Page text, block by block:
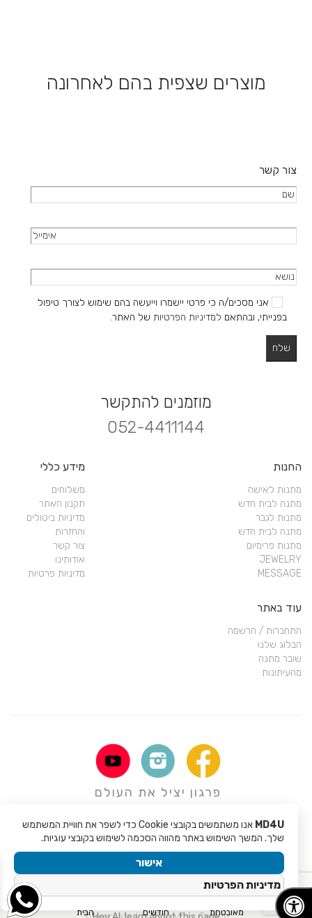
מוצרים שצפית בהם לאחרונה
צור קשר
אני מסכים/ה כי פרטי יישמרו וייעשה בהם שימוש לצורך טיפול
בפנייתי, ובהתאם למדיניות הפרטיות של האתר.
מוזמנים להתקשר
052-4411144
החנות
מתנות לאישה
מתנה לבית חדש
מתנות לגבר
מתנה לבית חדש
מתנות פרימיום
JEWELRY
MESSAGE
מידע כללי
משלוחים
תקנון האתר
מדיניות ביטולים
והחזרות
צור קשר
אודותינו
מדיניות פרטיות
עוד באתר
התחברות / הרשמה
הבלוג שלנו
שובר מתנה
מהעיתונות
פרגון יציל את העולם
Copyright © 2017 - Mali Rochman MD4U
MD4U
אנו משתמשים בקובצי Cookie כדי לשפר את חוויית המשתמש
שלך. המשך השימוש באתר מהווה הסכמה לשימוש בקובצי עוגיות.
אישור
מדיניות הפרטיות
מאובטחת
חודשים
הבית